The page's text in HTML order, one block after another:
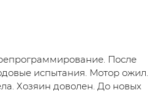
После
испытания. Мотор ожил.
Хозяин доволен. До новых